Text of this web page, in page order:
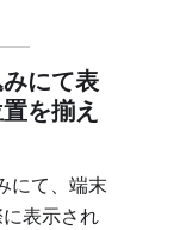
にて表
を揃え
にて、端末
表示され